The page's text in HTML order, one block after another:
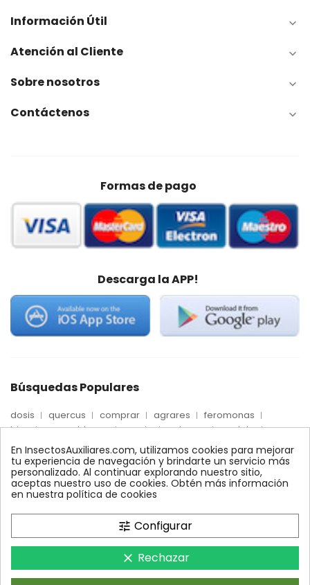
Información Útil 
Atención al Cliente 
Sobre nosotros 
Contáctenos 
Formas de pago
Descarga la APP!
Búsquedas Populares
dosis quercus comprar agrares
feromonas
trips
mosca blanca precio palmera
quelato
Econex
control amblyseius araña roja
max
nido encinas alcornoques
conector
xilemax
foresta monitoreo ynject
fertinyect
bioline
robles conectores
ecologico
control biologico
InsectosAuxiliares.com © 2008 - 2026. Expertos en Agricultura
En InsectosAuxiliares.com, utilizamos cookies para mejorar
tu experiencia de navegación y brindarte un servicio más
personalizado. Al continuar explorando nuestro sitio,
aceptas nuestro uso de cookies. Obtén más información
en nuestra política de cookies
tune Configurar
clear Rechazar